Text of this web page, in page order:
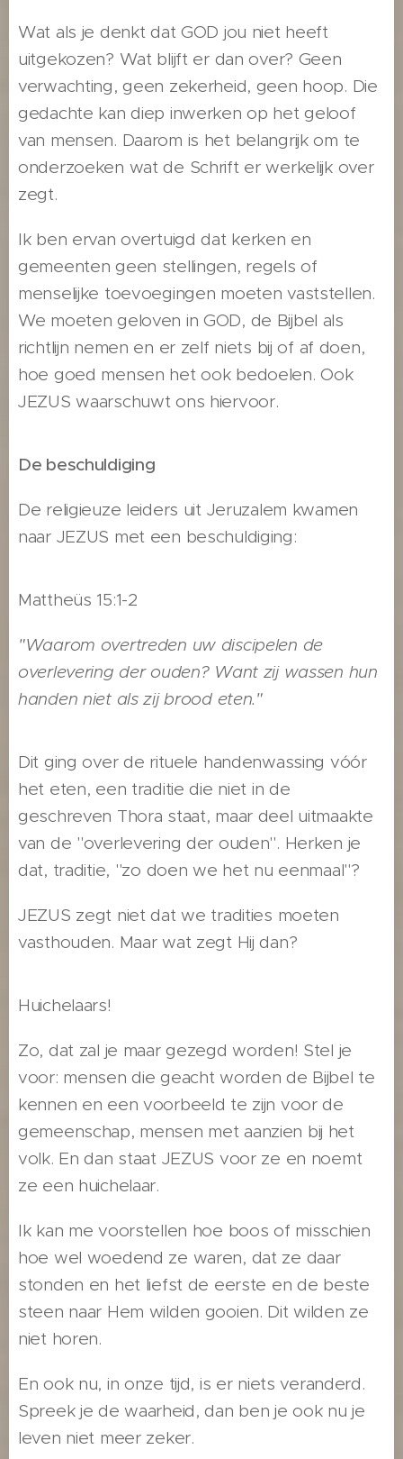
Wat als je denkt dat GOD jou niet heeft
uitgekozen? Wat blijft er dan over? Geen
verwachting, geen zekerheid, geen hoop. Die
gedachte kan diep inwerken op het geloof
van mensen. Daarom is het belangrijk om te
onderzoeken wat de Schrift er werkelijk over
zegt.
Ik ben ervan overtuigd dat kerken en
gemeenten geen stellingen, regels of
menselijke toevoegingen moeten vaststellen.
We moeten geloven in GOD, de Bijbel als
richtlijn nemen en er zelf niets bij of af doen,
hoe goed mensen het ook bedoelen. Ook
JEZUS waarschuwt ons hiervoor.
De beschuldiging
De religieuze leiders uit Jeruzalem kwamen
naar JEZUS met een beschuldiging:
Mattheüs 15:1-2
"Waarom overtreden uw discipelen de
overlevering der ouden? Want zij wassen hun
handen niet als zij brood eten."
Dit ging over de rituele handenwassing vóór
het eten, een traditie die niet in de
geschreven Thora staat, maar deel uitmaakte
van de "overlevering der ouden". Herken je
dat, traditie, "zo doen we het nu eenmaal"?
JEZUS zegt niet dat we tradities moeten
vasthouden. Maar wat zegt Hij dan?
Huichelaars!
Zo, dat zal je maar gezegd worden! Stel je
voor: mensen die geacht worden de Bijbel te
kennen en een voorbeeld te zijn voor de
gemeenschap, mensen met aanzien bij het
volk. En dan staat JEZUS voor ze en noemt
ze een huichelaar.
Ik kan me voorstellen hoe boos of misschien
hoe wel woedend ze waren, dat ze daar
stonden en het liefst de eerste en de beste
steen naar Hem wilden gooien. Dit wilden ze
niet horen.
En ook nu, in onze tijd, is er niets veranderd.
Spreek je de waarheid, dan ben je ook nu je
leven niet meer zeker.